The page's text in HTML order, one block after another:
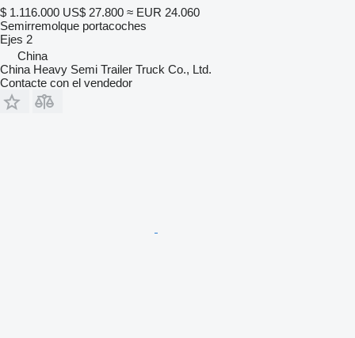
$ 1.116.000 US$ 27.800 ≈ EUR 24.060
Semirremolque portacoches
Ejes 2
China
China Heavy Semi Trailer Truck Co., Ltd.
Contacte con el vendedor